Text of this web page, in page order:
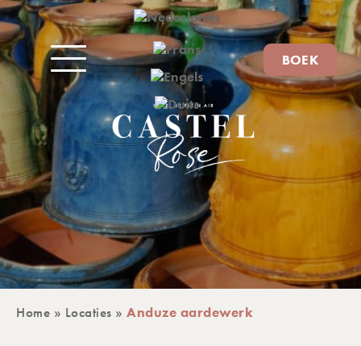
BOEK
Home » Locaties »Anduze aardewerk